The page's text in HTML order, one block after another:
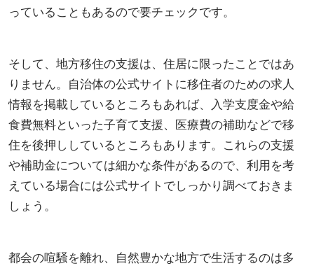
っていることもあるので要チェックです。
そして、地方移住の支援は、住居に限ったことではあ
りません。自治体の公式サイトに移住者のための求人
情報を掲載しているところもあれば、入学支度金や給
食費無料といった子育て支援、医療費の補助などで移
住を後押ししているところもあります。これらの支援
や補助金については細かな条件があるので、利用を考
えている場合には公式サイトでしっかり調べておきま
しょう。
都会の喧騒を離れ、自然豊かな地方で生活するのは多